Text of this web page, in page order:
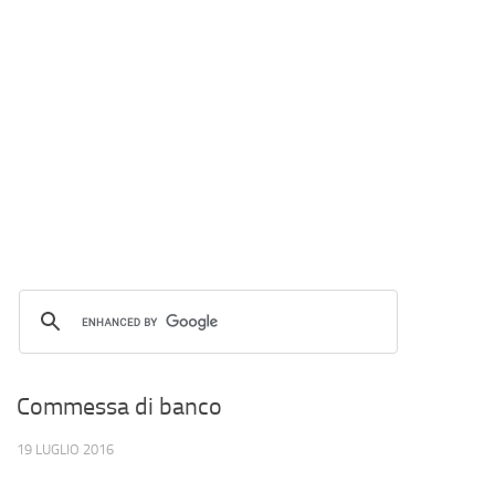
Commessa di banco
19 LUGLIO 2016